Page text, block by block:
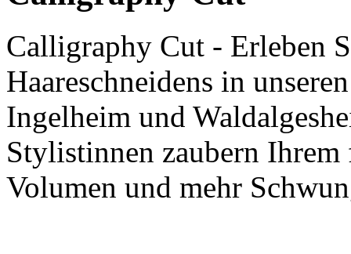
Calligraphy Cut - Erleben
Haareschneidens in
Ingelheim und
Stylistinnen zaubern
Volumen und mehr